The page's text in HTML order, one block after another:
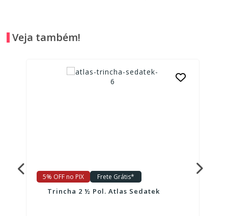
Veja também!
5% OFF no PIX Frete Grátis*
Trincha 2 ½ Pol. Atlas Sedatek